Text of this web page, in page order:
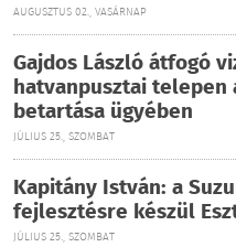
AUGUSZTUS 02., VASÁRNAP
Gajdos László átfogó
hatvanpusztai
betartása ügyében
JÚLIUS 25., SZOMBAT
Kapitány István: a
fejlesztésre készül
JÚLIUS 25., SZOMBAT